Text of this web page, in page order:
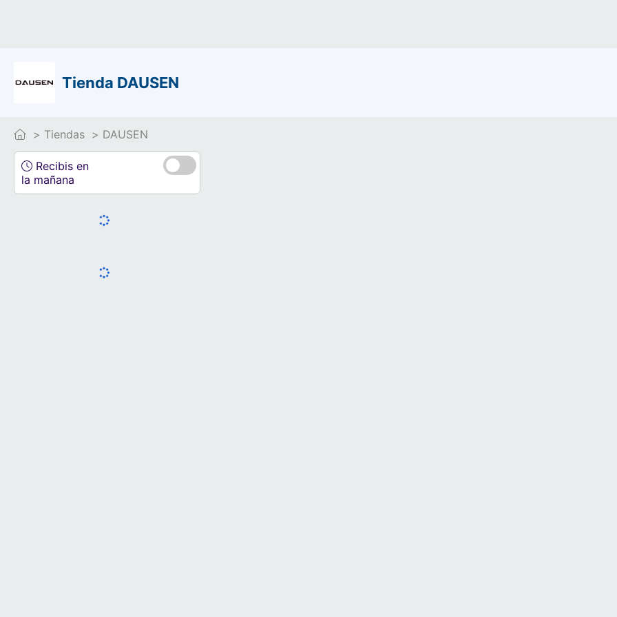
Tienda DAUSEN
Tiendas DAUSEN
Recibis en
la mañana